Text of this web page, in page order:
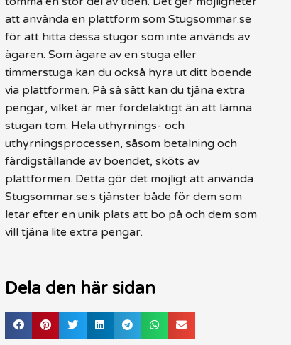
att använda en plattform som Stugsommar.se
för att hitta dessa stugor som inte används av
ägaren. Som ägare av en stuga eller
timmerstuga kan du också hyra ut ditt boende
via plattformen. På så sätt kan du tjäna extra
pengar, vilket är mer fördelaktigt än att lämna
stugan tom. Hela uthyrnings- och
uthyrningsprocessen, såsom betalning och
färdigställande av boendet, sköts av
plattformen. Detta gör det möjligt att använda
Stugsommar.se:s tjänster både för dem som
letar efter en unik plats att bo på och dem som
vill tjäna lite extra pengar.
Dela den här sidan